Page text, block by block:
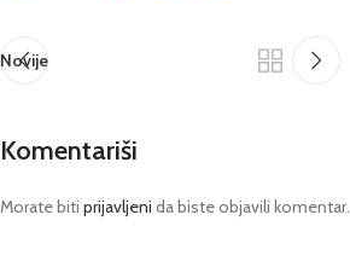
Novije
Komentariši
Morate biti prijavljeni da biste objavili komentar.